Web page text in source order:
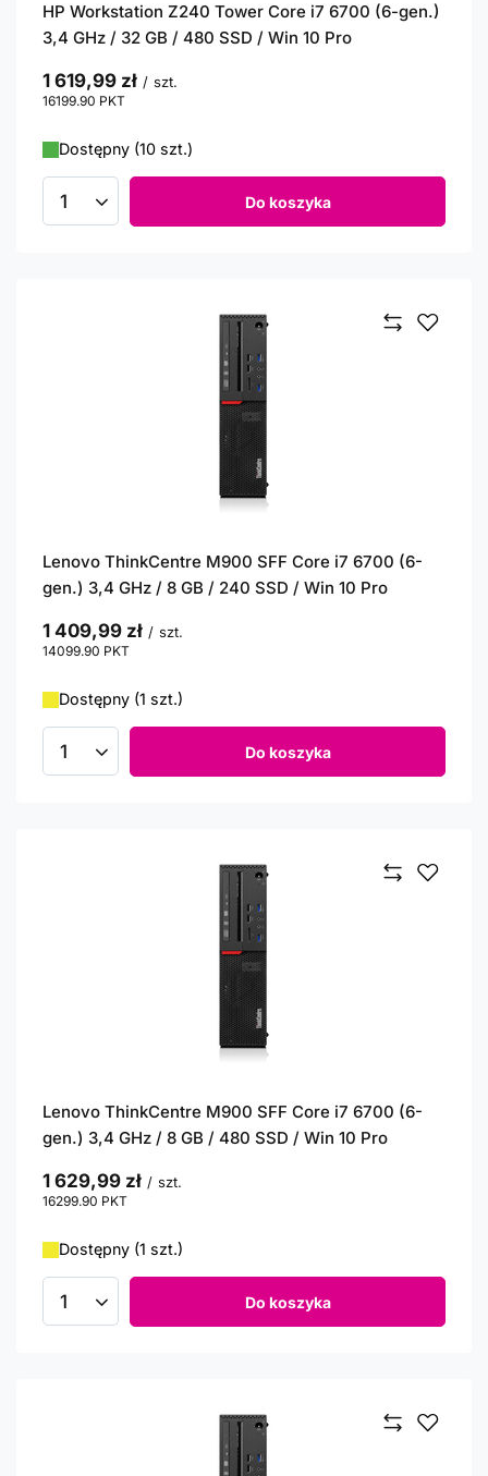
HP Workstation Z240 Tower Core i7 6700 (6-gen.)
3,4 GHz / 32 GB / 480 SSD / Win 10 Pro
1 619,99 zł / szt.
16199.90 PKT
Dostępny (10 szt.)
Ilość produktów Do koszyka
Lenovo ThinkCentre M900 SFF Core i7 6700 (6-
gen.) 3,4 GHz / 8 GB / 240 SSD / Win 10 Pro
1 409,99 zł / szt.
14099.90 PKT
Dostępny (1 szt.)
Ilość produktów Do koszyka
Lenovo ThinkCentre M900 SFF Core i7 6700 (6-
gen.) 3,4 GHz / 8 GB / 480 SSD / Win 10 Pro
1 629,99 zł / szt.
16299.90 PKT
Dostępny (1 szt.)
Ilość produktów Do koszyka